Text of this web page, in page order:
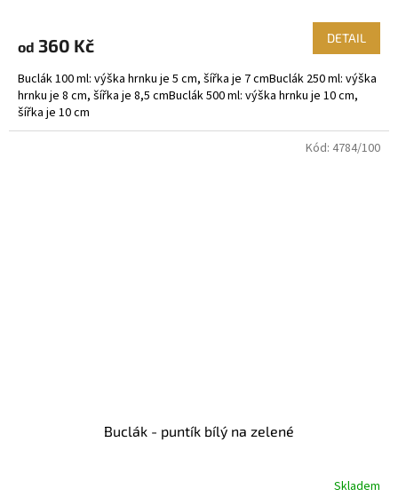
od 360 Kč DETAIL
Buclák 100 ml: výška hrnku je 5 cm, šířka je 7 cmBuclák 250 ml: výška
hrnku je 8 cm, šířka je 8,5 cmBuclák 500 ml: výška hrnku je 10 cm,
šířka je 10 cm
Buclák - puntík bílý na zelené
Skladem
Kód: 4784/100